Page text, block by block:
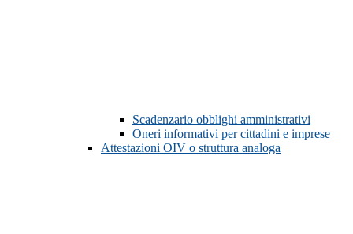
Scadenzario obblighi amministrativi
Oneri informativi per cittadini e imprese
Attestazioni OIV o struttura analoga